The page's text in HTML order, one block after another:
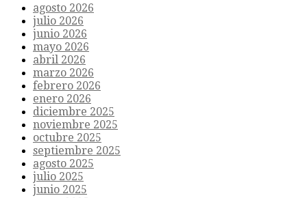
agosto 2026
julio 2026
junio 2026
mayo 2026
abril 2026
marzo 2026
febrero 2026
enero 2026
diciembre 2025
noviembre 2025
octubre 2025
septiembre 2025
agosto 2025
julio 2025
junio 2025